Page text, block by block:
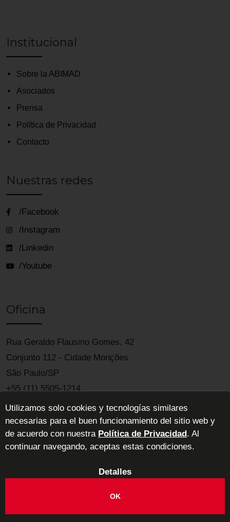
Institucional
Sobre la ABIMAD
Asociados
Prensa
Política de Privacidad
Contacto
Nuestras redes
/Facebook
/Instagram
/Linkedin
/Youtube
Oficina
Rua Geraldo Flausino Gomes, 42
Conjunto 112 - Cidade Monções
São Paulo/SP
+55 (11) 5505-1214
ABIMAD - Asociación Brasileña de la Industria de Muebles de Alta
Utilizamos solo cookies y tecnologías similares
necesarias para el buen funcionamiento del sitio web y
de acuerdo con nuestra Política de Privacidad. Al
continuar navegando, aceptas estas condiciones.
Detalles
OK